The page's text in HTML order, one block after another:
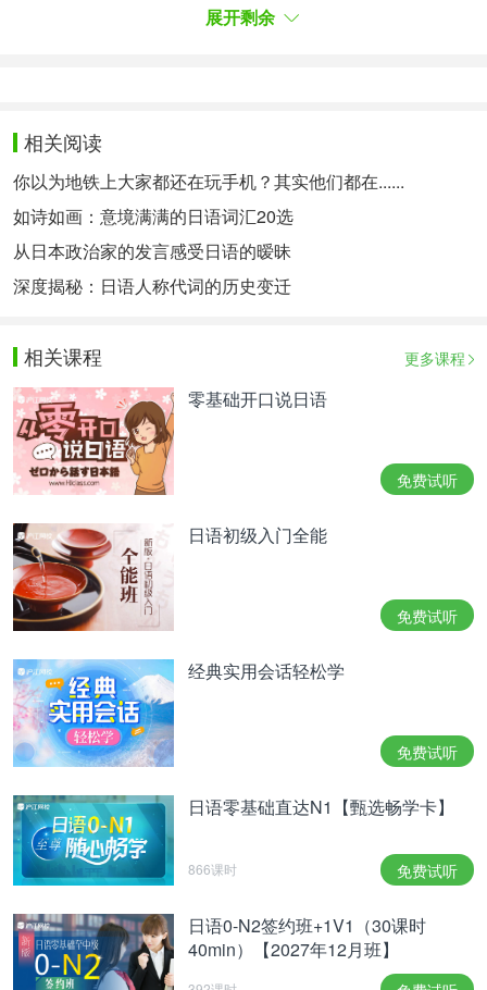
れらは必ずしも年配 vs 若者という構図で説明でき
件のアナウンサーは、この現象について、「使われ
る頻度が上がってくるとアクセントは平板化する」
という説を紹介して文章を結んでいたのですが、私
は少し違うように感じます。
上文的女主播在文章里也讲到了这种现象，她认为随
着使用频率的增高，音调会趋向平板型。我倒觉得不
尽然。
現のほうが平板なアクセントなのです（ひょっとす
ると「バッテリー」だけは違うかもしれません
が）。
从这些例子可以看出后来的一些表达是平板型（「バ
ッテリー」这个词除外）。
板化する傾向があって、若い人、即ち新しい時代に
生まれた人ほど平板な発音をするということなのか
なあと思ってしまいます。
这也就是说，随着时代的变化，发音确实趋向于平板
会使用平板型吧。
そうなると、そのうちに、単純に「線」という意味
でのラインも平板なアクセントになってしまって、
音では意味が区別できなくなるのかもしれません
（その時までライン·アプリが残っているとしての
話ですが）。
这样，原来只单纯表示“线”的单词ライン也逐渐地有
了平板型的发音，可能在不久的将来，靠发音已经无
话）。
いや、まあ、でも考えてみたら、こういう使い分け
展开剩余
相关阅读
你以为地铁上大家都还在玩手机？其实他们都在......
如诗如画：意境满满的日语词汇20选
从日本政治家的发言感受日语的暧昧
深度揭秘：日语人称代词的历史变迁
相关课程 更多课程
零基础开口说日语
免费试听
日语初级入门全能
免费试听
经典实用会话轻松学
免费试听
日语零基础直达N1【甄选畅学卡】
866课时 免费试听
日语0-N2签约班+1V1（30课时
40min）【2027年12月班】